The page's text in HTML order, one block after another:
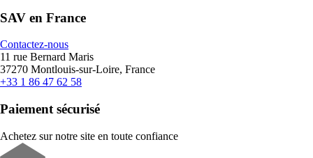
SAV en France
Contactez-nous
11 rue Bernard Maris
37270 Montlouis-sur-Loire, France
+33 1 86 47 62 58
Paiement sécurisé
Achetez sur notre site en toute confiance